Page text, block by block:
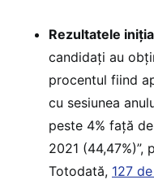
Rezultatele
candidați au
procentul fiind
cu sesiunea
peste 4% față
2021
Totodată, 127